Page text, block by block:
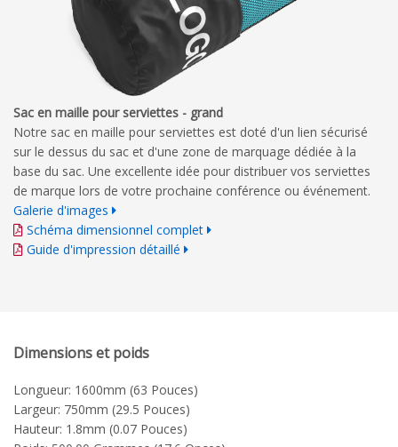
Sac en maille pour serviettes - grand
Notre sac en maille pour serviettes est doté d'un lien sécurisé
sur le dessus du sac et d'une zone de marquage dédiée à la
base du sac. Une excellente idée pour distribuer vos serviettes
de marque lors de votre prochaine conférence ou événement.
Galerie d'images
Schéma dimensionnel complet
Guide d'impression détaillé
Dimensions et poids
Longueur: 1600mm (63 Pouces)
Largeur: 750mm (29.5 Pouces)
Hauteur: 1.8mm (0.07 Pouces)